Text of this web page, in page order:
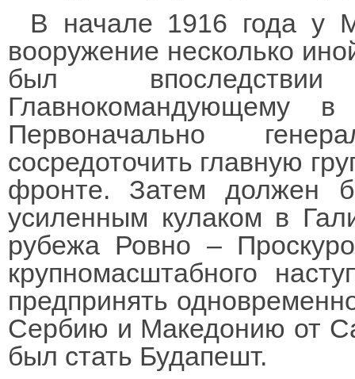
В начале 1916 года у
вооружение несколько
был
Главнокомандующему в
Первоначально
сосредоточить главную
фронте. Затем должен
усиленным кулаком в
рубежа Ровно –
крупномасштабного
предпринять
Сербию и Македонию от
был стать Будапешт.